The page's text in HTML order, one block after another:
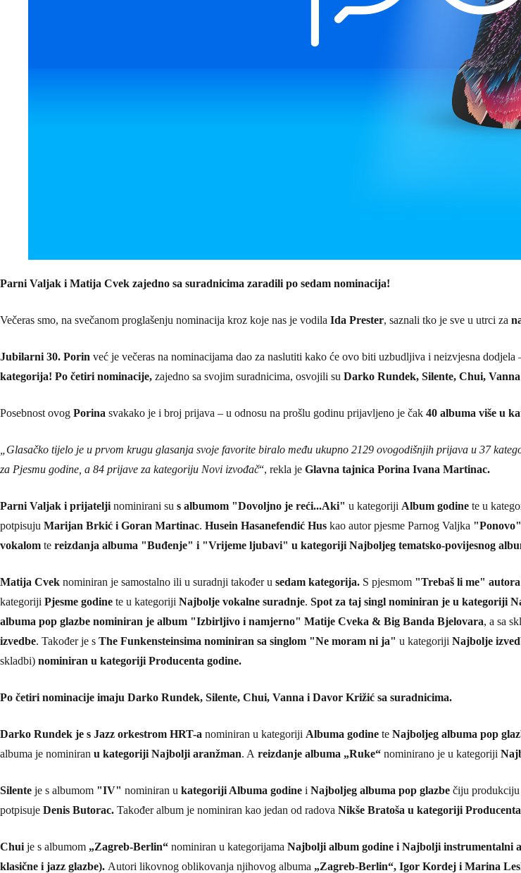
Parni Valjak i Matija Cvek zajedno sa suradnicima zaradili po sedam nominacija!
Večeras smo, na svečanom proglašenju nominacija kroz koje nas je vodila Ida Prester, saznali tko je sve u utrci za
Jubilarni 30. Porin već je večeras na nominacijama dao za naslutiti kako će ovo biti uzbudljiva i neizvjesna dodjela
kategorija! Po četiri nominacije, zajedno sa svojim suradnicima, osvojili su Darko Rundek, Silente, Chui,
Posebnost ovog Porina svakako je i broj prijava – u odnosu na prošlu godinu prijavljeno je čak 40 albuma više u
„Glasačko tijelo je u prvom krugu glasanja svoje favorite biralo među ukupno 2129 ovogodišnjih prijava u 37
za Pjesmu godine, a 84 prijave za kategoriju Novi izvođač“, rekla je Glavna tajnica Porina Ivana Martinac.
Parni Valjak i prijatelji nominirani su s albumom "Dovoljno je reći...Aki" u kategoriji Album godine te u
potpisuju Marijan Brkić i Goran Martinac. Husein Hasanefendić Hus kao autor pjesme Parnog Valjka
vokalom te reizdanja albuma "Buđenje" i "Vrijeme ljubavi" u kategoriji Najboljeg tematsko-povijesnog
Matija Cvek nominiran je samostalno ili u suradnji također u sedam kategorija. S pjesmom "Trebaš li me"
kategoriji Pjesme godine te u kategoriji Najbolje vokalne suradnje. Spot za taj singl nominiran je u kategoriji
albuma pop glazbe nominiran je album "Izbirljivo i namjerno" Matije Cveka & Big Banda Bjelovara, a sa
izvedbe. Također je s The Funkensteinsima nominiran sa singlom "Ne moram ni ja" u kategoriji Najbolje
skladbi) nominiran u kategoriji Producenta godine.
Po četiri nominacije imaju Darko Rundek, Silente, Chui, Vanna i Davor Križić sa suradnicima.
Darko Rundek je s Jazz orkestrom HRT-a nominiran u kategoriji Albuma godine te Najboljeg albuma pop
albuma je nominiran u kategoriji Najbolji aranžman. A reizdanje albuma „Ruke“ nominirano je u kategoriji
Silente je s albumom "IV" nominiran u kategoriji Albuma godine i Najboljeg albuma pop glazbe čiju
potpisuje Denis Butorac. Također album je nominiran kao jedan od radova Nikše Bratoša u kategoriji
Chui je s albumom „Zagreb-Berlin“ nominiran u kategorijama Najbolji album godine i Najbolji instrumentalni
klasične i jazz glazbe). Autori likovnog oblikovanja njihovog albuma „Zagreb-Berlin“, Igor Kordej i Marina